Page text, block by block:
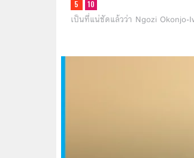
เป็นที่แน่ชัดแล้วว่า Ngozi Okonjo-